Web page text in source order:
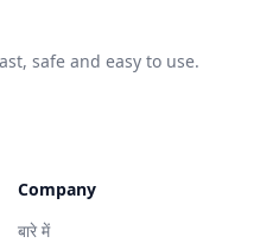
safe and easy to use.
Company
बारे में